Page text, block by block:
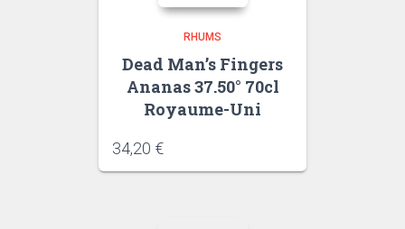
RHUMS
Dead Man’s Fingers
Ananas 37.50° 70cl
Royaume-Uni
34,20 €